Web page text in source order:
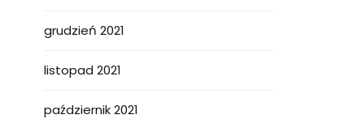
grudzień 2021
listopad 2021
październik 2021